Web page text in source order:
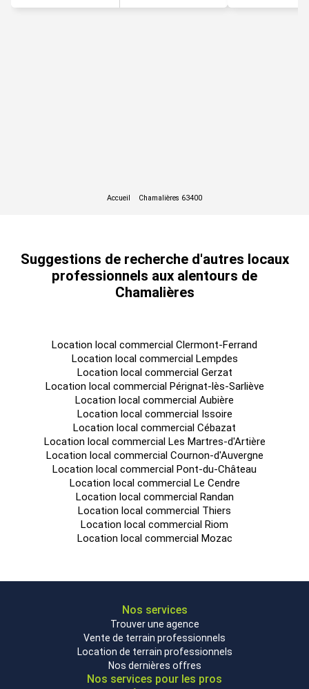
Suggestions de recherche d'autres locaux
professionnels aux alentours de
Chamalières
Location local commercial Clermont-Ferrand
Location local commercial Lempdes
Location local commercial Gerzat
Location local commercial Pérignat-lès-Sarliève
Location local commercial Aubière
Location local commercial Issoire
Location local commercial Cébazat
Location local commercial Les Martres-d'Artière
Location local commercial Cournon-d'Auvergne
Location local commercial Pont-du-Château
Location local commercial Le Cendre
Location local commercial Randan
Location local commercial Thiers
Location local commercial Riom
Location local commercial Mozac
Nos services
Trouver une agence
Vente de terrain professionnels
Location de terrain professionnels
Nos dernières offres
Nos services pour les pros